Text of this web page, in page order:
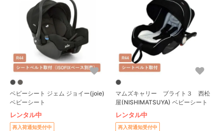
ベビーシート ジェム ジョイー(joie)
ベビーシート
レンタル中
再入荷通知受付中
マムズキャリー ブライト３ 西松
屋(NISHIMATSUYA) ベビーシート
レンタル中
再入荷通知受付中